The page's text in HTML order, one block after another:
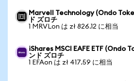
Marvell Technology (Ondo
ド ズロチ
1 MRVLon は zł 826.12 に相当
iShares MSCI EAFE ETF (Ondo
ンド ズロチ
1 EFAon は zł 417.59 に相当